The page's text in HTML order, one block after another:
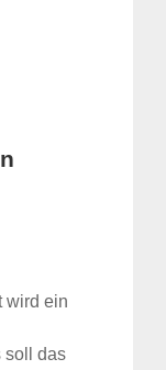
wird ein
soll das